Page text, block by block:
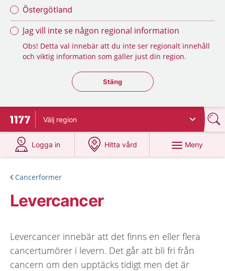
Östergötland
Jag vill inte se någon regional information
Obs! Detta val innebär att du inte ser regionalt innehåll
och viktig information som gäller just din region.
Stäng regionsväljaren
Stäng
Till startsidan för 1177
Välj region
Logga in
på 1177.se
Hitta vård
på 1177.se
Meny
Cancerformer
Levercancer
Levercancer innebär att det finns en eller flera
cancertumörer i levern. Det går att bli fri från
cancern om den upptäcks tidigt men det är